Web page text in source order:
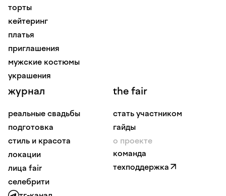
торты
кейтеринг
платья
приглашения
мужские костюмы
украшения
журнал
реальные свадьбы
подготовка
стиль и красота
локации
лица fair
селебрити
the fair
стать участником
гайды
о проекте
команда
техподдержка